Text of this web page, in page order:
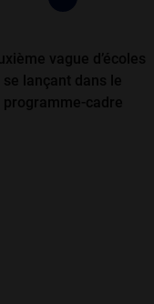
vague d’écoles
se lançant dans le
programme-cadre